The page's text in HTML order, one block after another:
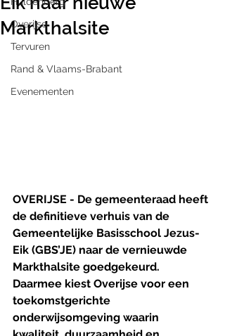
Overijse
Tervuren
Rand & Vlaams-Brabant
Evenementen
Markthalsite
OVERIJSE - De gemeenteraad heeft
de definitieve verhuis van de
Gemeentelijke Basisschool Jezus-
Eik (GBS’JE) naar de vernieuwde
Markthalsite goedgekeurd.
Daarmee kiest Overijse voor een
toekomstgerichte
onderwijsomgeving waarin